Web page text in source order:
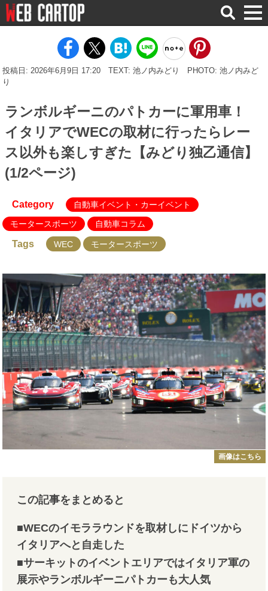
検
索
投稿日: 2026年6月9日 17:20 TEXT: 池ノ内みどり
PHOTO: 池ノ内みど
り
ランボルギーニのパトカーに軍用車！
イタリアでWECの取材に行ったらレー
ス以外も楽しすぎた【みどり独乙通信】
(1/2ページ)
Category
自動車イベント・カーイベント
モータースポーツ
自動車コラム
Tags WEC モータースポーツ
画像はこちら
この記事をまとめると
■WECのイモララウンドを取材しにドイツから
イタリアへと自走した
■サーキットのイベントエリアではイタリア軍の
展示やランボルギーニパトカーも大人気